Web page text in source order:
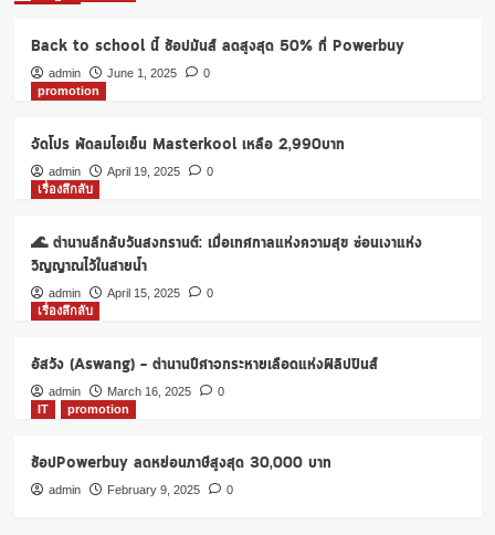
–
ตำนาน
ปีศาจ
เลือด
ฟิลิปปินส์
Back to school นี้ ช้อปมันส์ ลดสูงสุด 50% ที่ Powerbuy
admin June 1, 2025
0
promotion
จัดโปร พัดลมไอเย็น Masterkool เหลือ 2,990บาท
admin April 19, 2025
0
เรื่องลึกลับ
🌊 ตำนานลึกลับวันสงกรานต์: เมื่อเทศกาลแห่งความสุข ซ่อนเงาแห่ง
วิญญาณไว้ในสายน้ำ
admin April 15, 2025
0
เรื่องลึกลับ
อัสวัง (Aswang) – ตำนานปีศาจกระหายเลือดแห่งฟิลิปปินส์
admin March 16, 2025
0
IT
promotion
ช้อปPowerbuy ลดหย่อนภาษีสูงสุด 30,000 บาท
admin February 9, 2025 0